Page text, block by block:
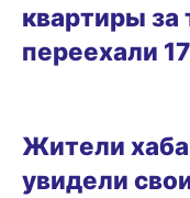
квартиры за
переехали
Жители
увидели